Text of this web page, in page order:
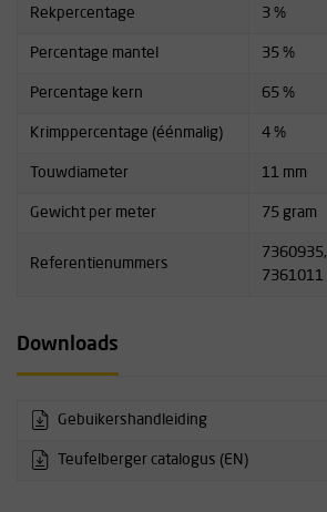
Rekpercentage 3 %
Percentage mantel 35 %
Percentage kern 65 %
Krimppercentage (éénmalig) 4 %
Touwdiameter 11 mm
Gewicht per meter 75 gram
Referentienummers
7361011
Downloads
Gebuikershandleiding
Teufelberger catalogus (EN)